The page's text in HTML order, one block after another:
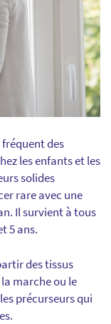
fréquent des
les enfants et les
solides
rare avec une
Il survient à tous
5 ans.
des tissus
marche ou le
précurseurs qui